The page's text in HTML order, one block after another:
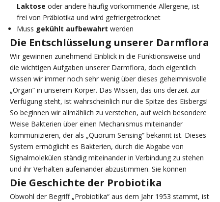
Laktose oder andere häufig vorkommende Allergene, ist
frei von Präbiotika und wird gefriergetrocknet
Muss gekühlt aufbewahrt werden
Die Entschlüsselung unserer Darmflora
Wir gewinnen zunehmend Einblick in die Funktionsweise und
die wichtigen Aufgaben unserer Darmflora, doch eigentlich
wissen wir immer noch sehr wenig über dieses geheimnisvolle
„Organ“ in unserem Körper. Das Wissen, das uns derzeit zur
Verfügung steht, ist wahrscheinlich nur die Spitze des Eisbergs!
So beginnen wir allmählich zu verstehen, auf welch besondere
Weise Bakterien über einen Mechanismus miteinander
kommunizieren, der als „Quorum Sensing“ bekannt ist. Dieses
System ermöglicht es Bakterien, durch die Abgabe von
Signalmolekülen ständig miteinander in Verbindung zu stehen
und ihr Verhalten aufeinander abzustimmen. Sie können
Die Geschichte der Probiotika
Obwohl der Begriff „Probiotika“ aus dem Jahr 1953 stammt, ist